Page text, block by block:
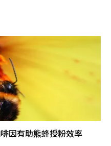
因有助熊蜂授粉效率